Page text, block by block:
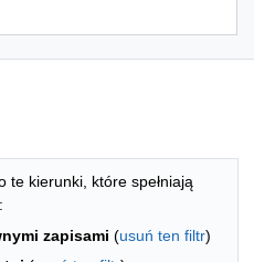
według
te kierunki, które spełniają
zapisami (usuń ten filtr)